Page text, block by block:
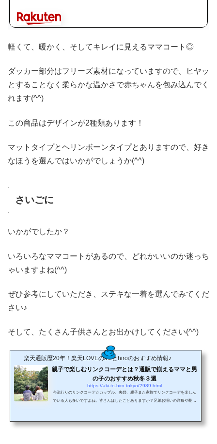
軽くて、暖かく、そしてキレイに見えるママコート◎
ダッカー部分はフリーズ素材になっていますので、ヒヤッ
とすることなく柔らかな温かさで赤ちゃんを包み込んでく
れます(^^)
この商品はデザインが2種類あります！
マットタイプとヘリンボーンタイプとありますので、好き
なほうを選んではいかがでしょうか(^^)
さいごに
いかがでしたか？
いろいろなママコートがあるので、どれかいいのか迷っち
ゃいますよね(^^)
ぜひ参考にしていただき、ステキな一着を選んでみてくだ
さい♪
そして、たくさん子供さんとお出かけしてください(^^)
楽天通販歴20年！楽天LOVEのakiとhiroのおすすめ情報♪
親子で楽しむリンクコーデとは？通販で揃えるママと男
の子のおすすめ秋冬３選
https://aki-to-hiro.tokyo/2989.html
今流行りのリンクコーデ☆カップル、夫婦、親子また家族でリンクコーデを楽しん
でいる人も多いですよね。皆さんはしたことありますか？兄弟お揃いの洋服や靴は
グでも「＃親子リンクコーデ」と検索するとたくさん出てきて参考になるし、今は